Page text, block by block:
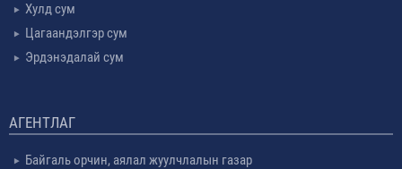
Хулд сум
Цагаандэлгэр сум
Эрдэнэдалай сум
АГЕНТЛАГ
Байгаль орчин, аялал жуулчлалын газар